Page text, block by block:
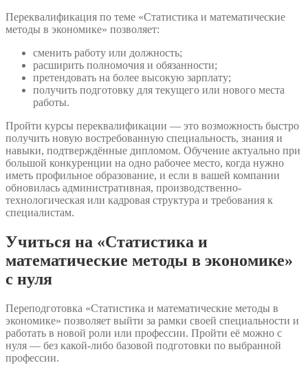
Переквалификация по теме «Статистика и математические
методы в экономике» позволяет:
сменить работу или должность;
расширить полномочия и обязанности;
претендовать на более высокую зарплату;
получить подготовку для текущего или нового места
работы.
Пройти курсы переквалификации — это возможность быстро
получить новую востребованную специальность, знания и
навыки, подтверждённые дипломом. Обучение актуально при
большой конкуренции на одно рабочее место, когда нужно
иметь профильное образование, и если в вашей компании
обновилась административная, производственно-
технологическая или кадровая структура и требования к
специалистам.
Учиться на «Статистика и
математические методы в экономике»
с нуля
Переподготовка «Статистика и математические методы в
экономике» позволяет выйти за рамки своей специальности и
работать в новой роли или профессии. Пройти её можно с
нуля — без какой-либо базовой подготовки по выбранной
профессии.